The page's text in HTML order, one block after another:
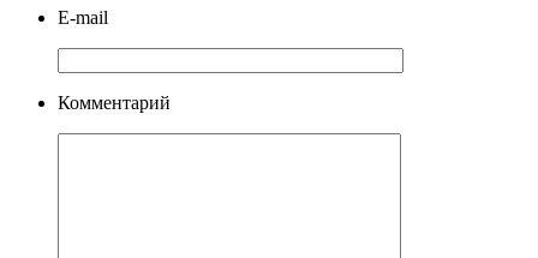
E-mail
Комментарий